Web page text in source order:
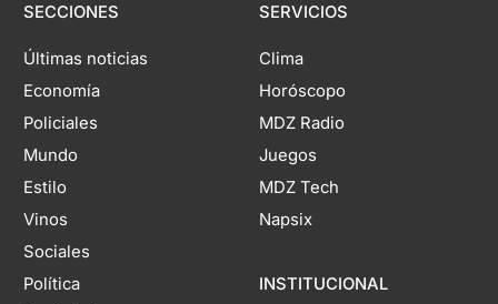
SECCIONES
Últimas noticias
Economía
Policiales
Mundo
Estilo
Vinos
Sociales
Política
SERVICIOS
Clima
Horóscopo
MDZ Radio
Juegos
MDZ Tech
Napsix
INSTITUCIONAL